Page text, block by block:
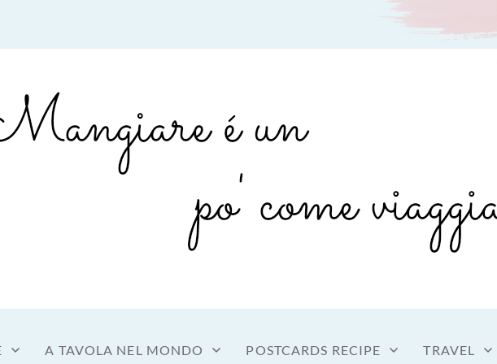
A TAVOLA NEL MONDO POSTCARDS RECIPE TRAVEL